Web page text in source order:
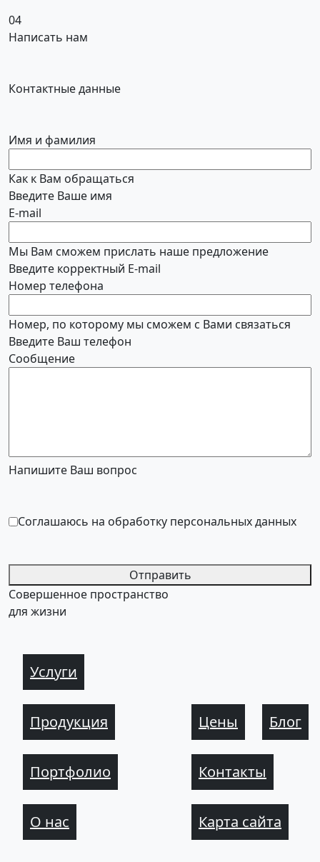
04
Написать нам
Контактные данные
Имя и фамилия
Как к Вам обращаться
Введите Ваше имя
E-mail
Мы Вам сможем прислать наше предложение
Введите корректный E-mail
Номер телефона
Номер, по которому мы сможем с Вами связаться
Введите Ваш телефон
Сообщение
Напишите Ваш вопрос
Соглашаюсь на обработку персональных данных
Отправить
Совершенное пространство
для жизни
Услуги
Продукция
Портфолио
О нас
Цены Блог
Контакты
Карта сайта